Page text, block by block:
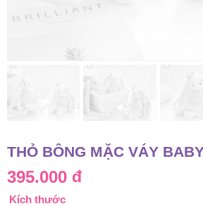
THỎ BÔNG MẶC VÁY
395.000 đ
Kích thước